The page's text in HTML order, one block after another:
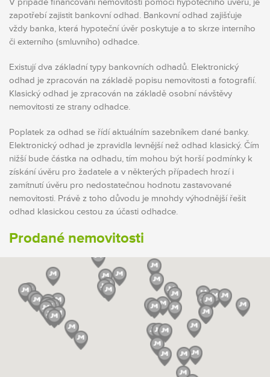
zapotřebí zajistit bankovní odhad. Bankovní odhad zajišťuje
vždy banka, která hypoteční úvěr poskytuje a to skrze interního
či externího (smluvního) odhadce.
Existují dva základní typy bankovních odhadů. Elektronický
odhad je zpracován na základě popisu nemovitosti a fotografií.
Klasický odhad je zpracován na základě osobní návštěvy
nemovitosti ze strany odhadce.
Poplatek za odhad se řídí aktuálním sazebníkem dané banky.
Elektronický odhad je zpravidla levnější než odhad klasický. Čím
nižší bude částka na odhadu, tím mohou být horší podmínky k
získání úvěru pro žadatele a v některých případech hrozí i
zamítnutí úvěru pro nedostatečnou hodnotu zastavované
nemovitosti. Právě z toho důvodu je mnohdy výhodnější řešit
odhad klasickou cestou za účasti odhadce.
Prodané nemovitosti